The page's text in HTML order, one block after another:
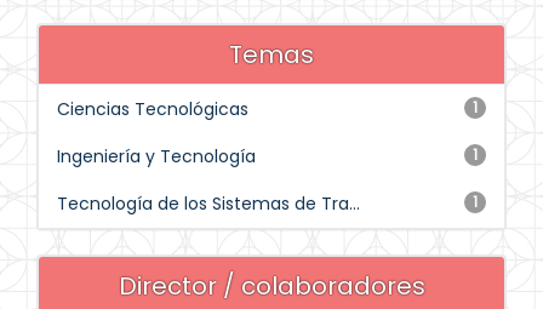
Temas
1
Ciencias Tecnológicas
1
Ingeniería y Tecnología
1
Tecnología de los Sistemas de Tra...
Director / colaboradores